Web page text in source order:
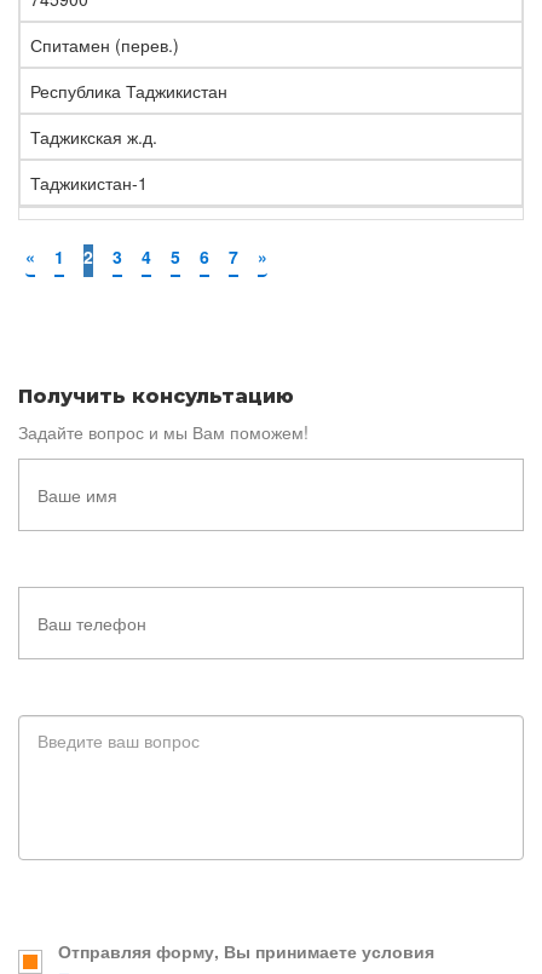
Спитамен (перев.)
Республика Таджикистан
Таджикская ж.д.
Таджикистан-1
« 1 2 3 4 5 6 7 »
Получить консультацию
Задайте вопрос и мы Вам поможем!
Отправляя форму, Вы принимаете условия